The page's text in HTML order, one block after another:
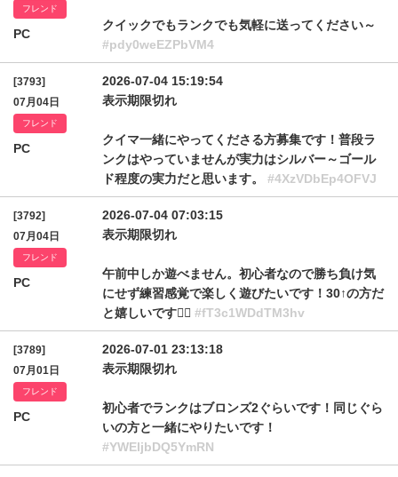
フレンド
PC
クイックでもランクでも気軽に送ってください～
#pdy0weEZPbVM4
[3793]
07月04日
フレンド
PC
2026-07-04 15:19:54
表示期限切れ
クイマ一緒にやってくださる方募集です！普段ラ
ンクはやっていませんが実力はシルバー～ゴール
ド程度の実力だと思います。 #4XzVDbEp4OFVJ
[3792]
07月04日
フレンド
PC
2026-07-04 07:03:15
表示期限切れ
午前中しか遊べません。初心者なので勝ち負け気
にせず練習感覚で楽しく遊びたいです！30↑の方だ
と嬉しいです🙇‍♀️ #fT3c1WDdTM3hv
[3789]
07月01日
フレンド
PC
2026-07-01 23:13:18
表示期限切れ
初心者でランクはブロンズ2ぐらいです！同じぐら
いの方と一緒にやりたいです！
#YWEljbDQ5YmRN